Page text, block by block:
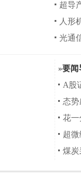
超导
人形
光通
»要闻
A股
态势
花一
超
煤炭